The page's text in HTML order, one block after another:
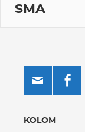
SMA
KOLOM